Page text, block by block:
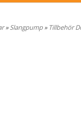
»Slangpump» Tillbehör